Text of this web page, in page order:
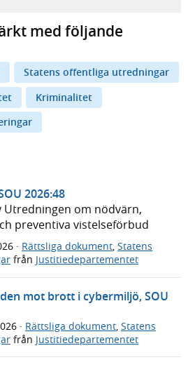
med följande
Statens offentliga utredningar
Kriminalitet
2026:48
Utredningen om nödvärn,
preventiva vistelseförbud
· Rättsliga dokument, Statens
från Justitiedepartementet
mot brott i cybermiljö, SOU
· Rättsliga dokument, Statens
från Justitiedepartementet